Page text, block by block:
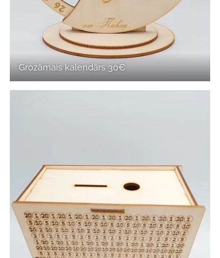
Grozāmais kalendārs 30€